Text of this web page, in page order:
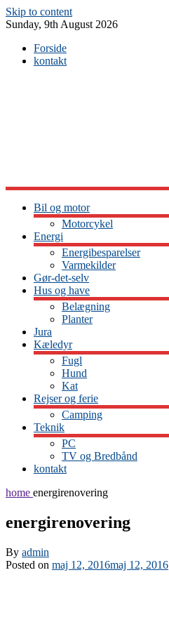
Skip to content
Sunday, 9th August 2026
Forside
kontakt
Bil og motor
Motorcykel
Energi
Energibesparelser
Varmekilder
Gør-det-selv
Hus og have
Belægning
Planter
Jura
Kæledyr
Fugl
Hund
Kat
Rejser og ferie
Camping
Teknik
PC
TV og Bredbånd
kontakt
home energirenovering
energirenovering
By admin
Posted on maj 12, 2016maj 12, 2016